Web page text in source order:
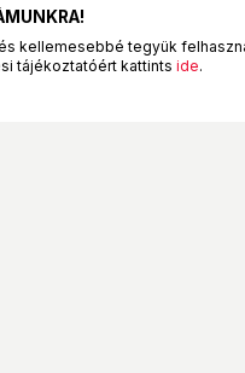
kellemesebbé tegyük
tájékoztatóért kattints ide.